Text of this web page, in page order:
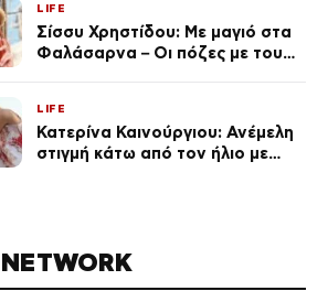
LIFE
Σίσσυ Χρηστίδου: Με μαγιό στα
Φαλάσαρνα – Οι πόζες με τους
LIFE
Κατερίνα Καινούργιου: Ανέμελη
στιγμή κάτω από τον ήλιο με